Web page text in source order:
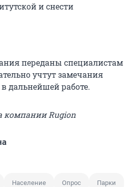
и снести
переданы специалистам
учтут замечания
дальнейшей работе.
компании Rugion
Население Опрос Парки